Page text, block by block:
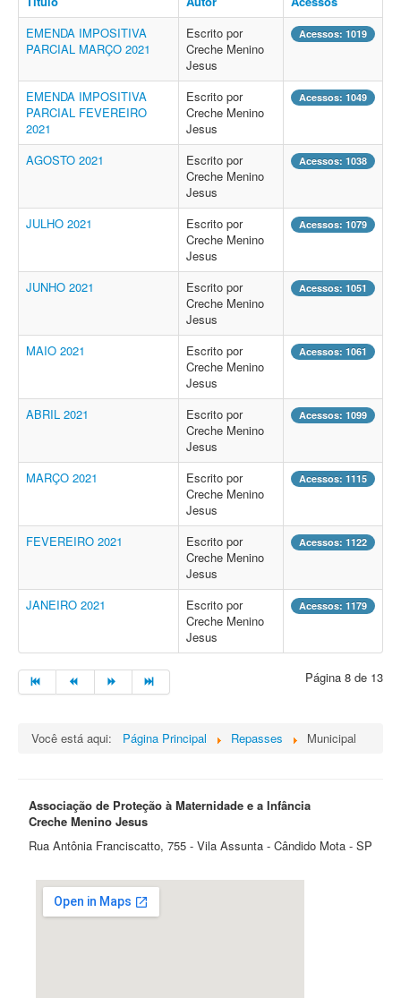
EMENDA IMPOSITIVA
PARCIAL MARÇO 2021
Escrito por
Creche Menino
Jesus
Acessos: 1019
EMENDA IMPOSITIVA
PARCIAL FEVEREIRO
2021
Escrito por
Creche Menino
Jesus
Acessos: 1049
AGOSTO 2021
Escrito por
Creche Menino
Jesus
Acessos: 1038
JULHO 2021
Escrito por
Creche Menino
Jesus
Acessos: 1079
JUNHO 2021
Escrito por
Creche Menino
Jesus
Acessos: 1051
MAIO 2021
Escrito por
Creche Menino
Jesus
Acessos: 1061
ABRIL 2021
Escrito por
Creche Menino
Jesus
Acessos: 1099
MARÇO 2021
Escrito por
Creche Menino
Jesus
Acessos: 1115
FEVEREIRO 2021
Escrito por
Creche Menino
Jesus
Acessos: 1122
JANEIRO 2021
Escrito por
Creche Menino
Jesus
Acessos: 1179
Página 8 de 13
Você está aqui: Página Principal Repasses Municipal
Associação de Proteção à Maternidade e a Infância
Creche Menino Jesus
Rua Antônia Franciscatto, 755 - Vila Assunta - Cândido Mota - SP